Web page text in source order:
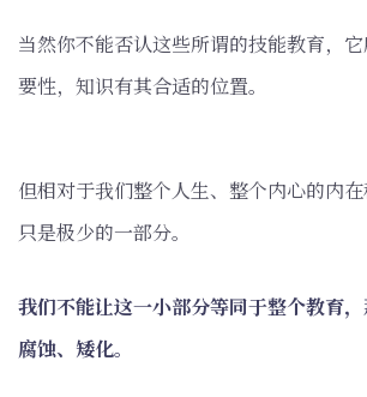
当然你不能否认这些所谓的技能教育，
要性，知识有其合适的位置。
但相对于我们整个人生、整个内心的内
只是极少的一部分。
我们不能让这一小部分等同于整个教育
腐蚀、矮化。